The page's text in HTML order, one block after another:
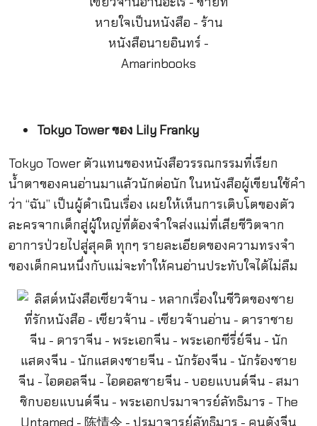
Tokyo Tower ของ Lily Franky
Tokyo Tower ตัวแทนของหนังสือวรรณกรรมที่เรียก
น้ำตาของคนอ่านมาแล้วนักต่อนัก ในหนังสือผู้เขียนใช้คำ
ว่า “ฉัน” เป็นผู้ดำเนินเรื่อง เผยให้เห็นการเติบโตของตัว
ละครจากเด็กสู่ผู้ใหญ่ที่ต้องจำใจส่งแม่ที่เสียชีวิตจาก
อาการป่วยไปสู่สุคติ ทุกๆ รายละเอียดของความทรงจำ
ของเด็กคนหนึ่งกับแม่จะทำให้คนอ่านประทับใจได้ไม่ลืม